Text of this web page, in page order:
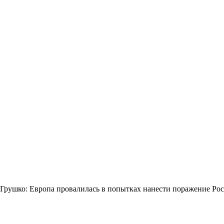
Грушко: Европа провалилась в попытках нанести поражение